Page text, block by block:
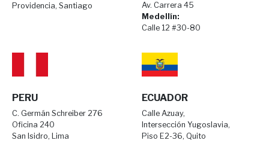
Providencia, Santiago
Av. Carrera 45
Medellín:
Calle 12 #30-80
PERU
C. Germán Schreiber 276
Oficina 240
San Isidro, Lima
ECUADOR
Calle Azuay,
Intersección Yugoslavia,
Piso E2-36, Quito